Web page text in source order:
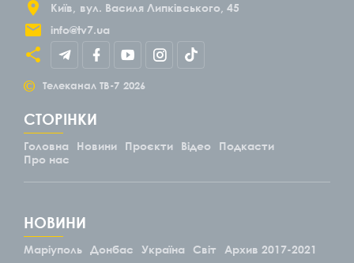
Київ
вул. Василя Липківського, 45
info@tv7.ua
© Телеканал ТВ-7 2026
СТОРІНКИ
Головна Новини Проєкти Відео
Подкасти
Про нас
НОВИНИ
Маріуполь Донбас Україна Світ Архив 2017-2021